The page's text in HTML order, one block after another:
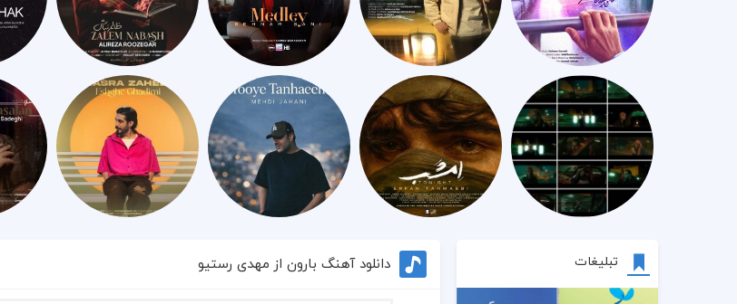
تبلیغات دانلود آهنگ بارون از مهدی رستیو